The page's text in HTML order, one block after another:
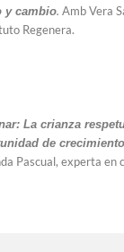
y cambio. Amb Vera
Regenera.
La crianza
de
Pascual, experta en